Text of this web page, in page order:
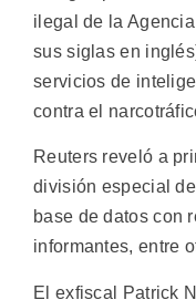
ilegal de la
sus siglas en
servicios de
contra el
Reuters reveló a
división especial
base de datos con
informantes, entre
El exfiscal Patrick